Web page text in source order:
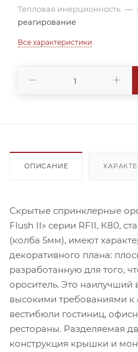
Тепловая инерционность —
реагирование
Все характеристики
ОПИСАНИЕ
Скрытые спринклерные
Flush II» серии RFII, К80,
(колба 5мм), имеют
декоративного плана:
разработанную для того,
ороситель. Это
высокими требованиями к
вестибюли гостиниц,
рестораны. Разделяемая
конструкция крышки и